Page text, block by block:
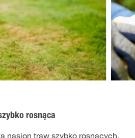
rosnąca
nasion traw szybko rosnących,